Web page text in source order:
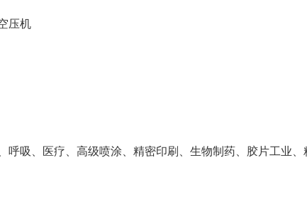
压机
呼吸、医疗、高级喷涂、精密印刷、生物制药、胶片工业